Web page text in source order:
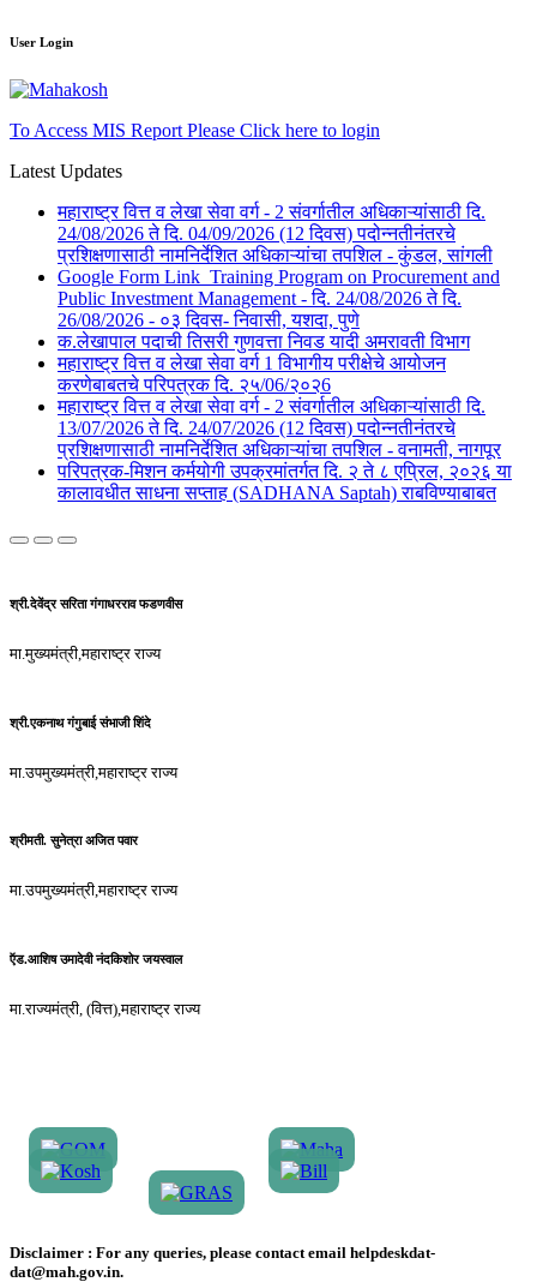
User Login
To Access MIS Report Please Click here to login
Latest Updates
महाराष्ट्र वित्त व लेखा सेवा वर्ग - 2 संवर्गातील अधिकाऱ्यांसाठी दि.
24/08/2026 ते दि. 04/09/2026 (12 दिवस) पदोन्नतीनंतरचे
प्रशिक्षणासाठी नामनिर्देशित अधिकाऱ्यांचा तपशिल - कुंडल, सांगली​​
Google Form Link_Training Program on Procurement and
Public Investment Management - दि. 24/08/2026 ते दि.
26/08/2026 - ०३ दिवस- निवासी, यशदा, पुणे​
क.लेखापाल पदाची तिसरी गुणवत्ता निवड यादी अमरावती विभाग
महाराष्ट्र वित्त व लेखा सेवा वर्ग 1 विभागीय परीक्षेचे आयोजन
करणेबाबतचे परिपत्रक दि. २५/06/२०२6
महाराष्ट्र वित्त व लेखा सेवा वर्ग - 2 संवर्गातील अधिकाऱ्यांसाठी दि.
13/07/2026 ते दि. 24/07/2026 (12 दिवस) पदोन्नतीनंतरचे
प्रशिक्षणासाठी नामनिर्देशित अधिकाऱ्यांचा तपशिल - वनामती, नागपूर
परिपत्रक-मिशन कर्मयोगी उपक्रमांतर्गत दि. २ ते ८ एप्रिल, २०२६ या
कालावधीत साधना सप्ताह (SADHANA Saptah) राबविण्याबाबत
श्री.देवेंद्र सरिता गंगाधरराव फडणवीस
मा.मुख्यमंत्री,महाराष्ट्र राज्य
श्री.एकनाथ गंगुबाई संभाजी शिंदे
मा.उपमुख्यमंत्री,महाराष्ट्र राज्य
श्रीमती. सुनेत्रा अजित पवार
मा.उपमुख्यमंत्री,महाराष्ट्र राज्य
ऍड.आशिष उमादेवी नंदकिशोर जयस्वाल
मा.राज्यमंत्री, (वित्त),महाराष्ट्र राज्य
Disclaimer : For any queries, please contact email helpdeskdat-
dat@mah.gov.in.